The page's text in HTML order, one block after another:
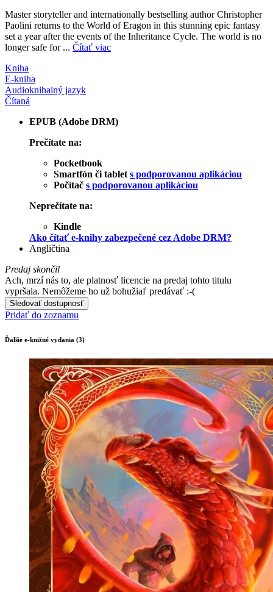
Master storyteller and internationally bestselling author Christopher
Paolini returns to the World of Eragon in this stunning epic fantasy
set a year after the events of the Inheritance Cycle. The world is no
longer safe for ... Čítať viac
Kniha
E-kniha
Audioknihainý jazyk
Čítaná
EPUB (Adobe DRM)
Prečítate na:
Pocketbook
Smartfón či tablet s podporovanou aplikáciou
Počítač s podporovanou aplikáciou
Neprečítate na:
Kindle
Ako čítať e-knihy zabezpečené cez Adobe DRM?
Angličtina
Predaj skončil
Ach, mrzí nás to, ale platnosť licencie na predaj tohto titulu
vypršala. Nemôžeme ho už bohužiaľ predávať :-(
Sledovať dostupnosť
Pridať do zoznamu
Ďalšie e-knižné vydania (3)